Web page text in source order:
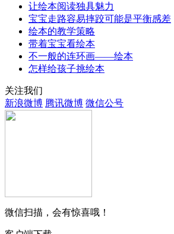
让绘本阅读独具魅力
宝宝走路容易摔跤可能是平衡感差
绘本的教学策略
带着宝宝看绘本
不一般的连环画——绘本
怎样给孩子挑绘本
关注我们
新浪微博 腾讯微博 微信公号
微信扫描，会有惊喜哦！